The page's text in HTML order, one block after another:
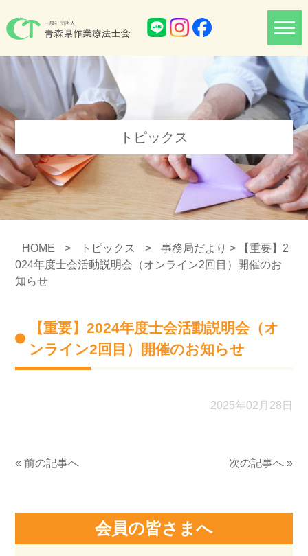
トピックス
HOME > トピックス > 事務局だより > 【重要】2
024年度士会活動説明会（オンライン2回目）開催のお
知らせ
【重要】2024年度士会活動説明会（オ
ンライン2回目）開催のお知らせ
2025年02月28日
« 前の記事へ 次の記事へ »
会員の皆さまへ